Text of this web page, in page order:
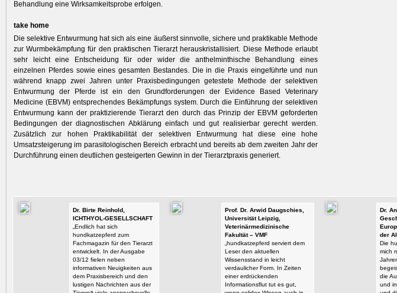
Behandlung eine Wirksamkeitsprobe erfolgen.
take home
Die selektive Entwurmung hat sich als eine äußerst sinnvolle, sichere und praktikable Methode
zur Wurmbekämpfung für den praktischen Tierarzt herauskristallisiert. Diese Methode erlaubt
sehr leicht eine Entscheidung für oder wider die anthelminthische Behandlung eines
einzelnen Pferdes sowie eines gesamten Bestandes. Die in die Praxis eingeführte und nun
während knapp zwei Jahren unter Praxisbedingungen getestete Methode der selektiven
Entwurmung der Pferde ist ein den Grundforderungen der Evidence Based Veterinary
Medicine (EBVM) entsprechendes Bekämpfungs system. Durch die Einführung der selektiven
Entwurmung kann der praktizierende Tierarzt den durch das Prinzip der EBVM geforderten
Bedingungen der diagnostischen Abklärung einfach und gut realisierbar gerecht werden.
Zusätzlich zur hohen Praktikabilität der selektiven Entwurmung hat diese eine hohe
Umsatzsteigerung im parasitologischen Bereich erbracht und bereits ab dem zweiten Jahr der
Durchführung einen deutlichen gesteigerten Gewinn in der Tierarztpraxis generiert.
Dr. Birte Reinhold,
ICHTHYOL-GESELLSCHAFT
„Endlich hat sich
hundkatzepferd zum
Fachmagazin für den Tierarzt
entwickelt. In der Ausgabe
03/12 fielen neben
informativen Neuigkeiten aus
dem Praxisbereich und den
lustigen Nachrichten aus der
Prof. Dr. Arwid Daugschies,
Universität Leipzig,
Veterinärmedizinische
Fakultät – VMF
„hundkatzepferd serviert dem
Leser den aktuellen
Wissensstand in leicht
verdaulicher Form. In Zeiten
einer erdrückenden
Informationsflut tut es gut,
Dr.
der
Die
mich
die
und